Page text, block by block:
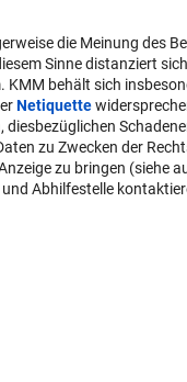
die Meinung des
Sinne distanziert
behält sich
Netiquette
zu Zwecken der
zu bringen (siehe
Abhilfestelle